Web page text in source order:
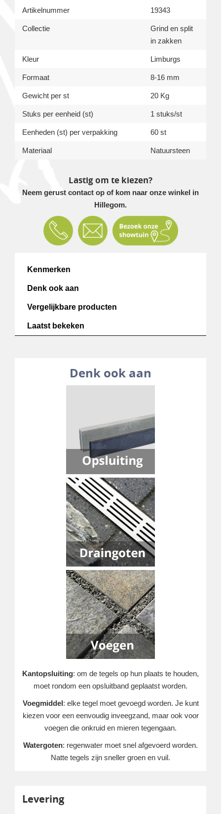
Artikelnummer 19343
Collectie
Grind en split
in zakken
Kleur Limburgs
Formaat 8-16 mm
Gewicht per st 20 Kg
Stuks per eenheid (st) 1 stuks/st
Eenheden (st) per verpakking 60 st
Materiaal Natuursteen
Lastig om te kiezen?
Neem gerust contact op of kom naar onze winkel in
Hillegom.
Kenmerken
Denk ook aan
Vergelijkbare producten
Laatst bekeken
Denk ook aan
Kantopsluiting: om de tegels op hun plaats te houden,
moet rondom een opsluitband geplaatst worden.
Voegmiddel: elke tegel moet gevoegd worden. Je kunt
kiezen voor een eenvoudig inveegzand, maar ook voor
voegen die onkruid en mieren tegengaan.
Watergoten: regenwater moet snel afgevoerd worden.
Natte tegels zijn sneller groen en vuil.
Levering